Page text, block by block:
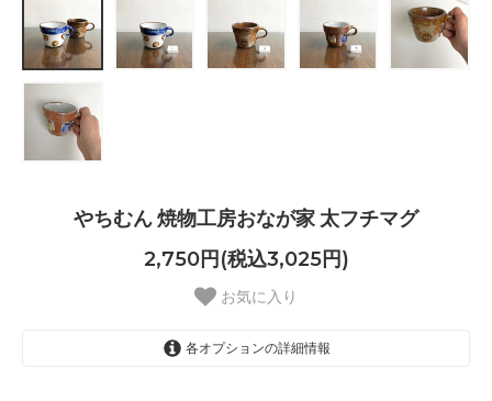
やちむん 焼物工房おなが家 太フチマグ
2,750円(税込3,025円)
お気に入り
各オプションの詳細情報